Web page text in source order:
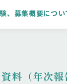
、募集概要につい
料（年次報